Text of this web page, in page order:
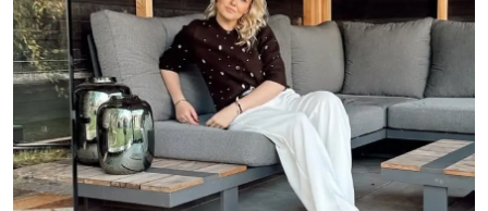
A-kwaliteit producten, geleverd door Kijlstra B.V.
Bestel deKijlstra gazonband 10×20 bocht r=4 inwendig
sierbestratingsmarkt.com
en profiteer van betrouwbare
kwaliteit en snelle levering voor uw bestratingsprojecten.